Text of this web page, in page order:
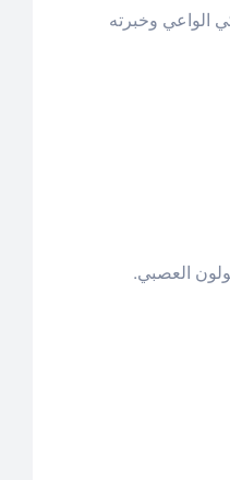
الواعي وخبرته
العصبي.